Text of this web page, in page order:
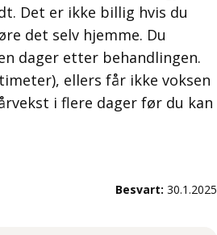
Det er ikke billig hvis du
det selv hjemme. Du
dager etter behandlingen.
ellers får ikke voksen
i flere dager før du kan
Besvart: 30.1.2025